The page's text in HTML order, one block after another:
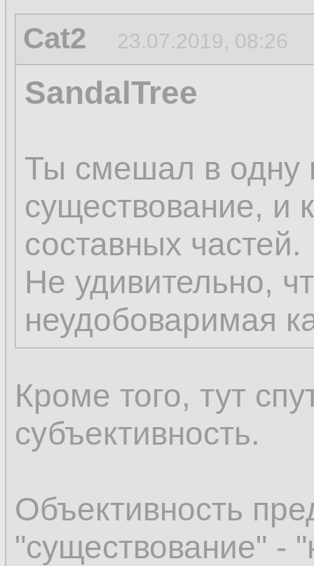
Cat2 23.07.2019, 08:26
SandalTree
Ты смешал в одну
существование, и
составных частей.
Не удивительно,
неудобоваримая
Кроме того, тут
субъективность.
Объективность
"существование" -